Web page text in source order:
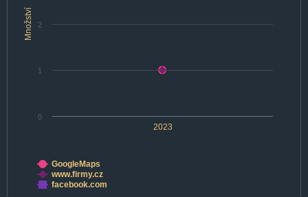
Množství
2023
1
2
0
GoogleMaps
www.firmy.cz
facebook.com